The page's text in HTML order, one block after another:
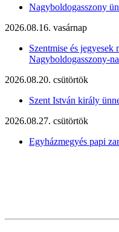
Nagyboldogasszony
2026.08.16. vasárnap
Szentmise és jegyesek
Nagyboldogasszony-
2026.08.20. csütörtök
Szent István király
2026.08.27. csütörtök
Egyházmegyés papi